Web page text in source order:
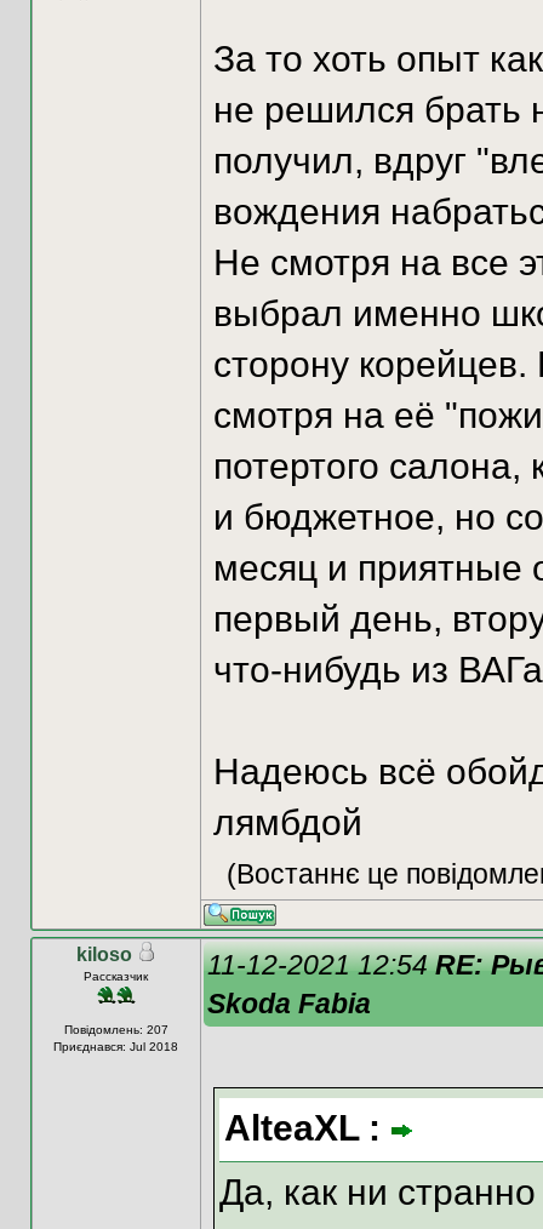
За то хоть опыт
не решился брать
получил, вдруг
вождения
Не смотря на все
выбрал именно
сторону
смотря на её
потертого салона,
и бюджетное, но
месяц и приятные
первый день,
что-нибудь из
Надеюсь всё
лямбдой
(Востаннє це
kiloso
Рассказчик
Повідомлень: 207
Приєднався: Jul 2018
11-12-2021 12:54RE:
Skoda Fabia
AlteaXL :
Да, как ни